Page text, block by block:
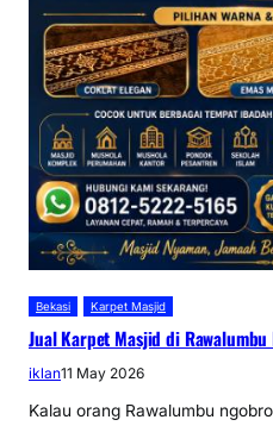
Bekasi Karpet Masjid
Jual Karpet Masjid di
iklan11 May 2026
Kalau orang Rawalumbu